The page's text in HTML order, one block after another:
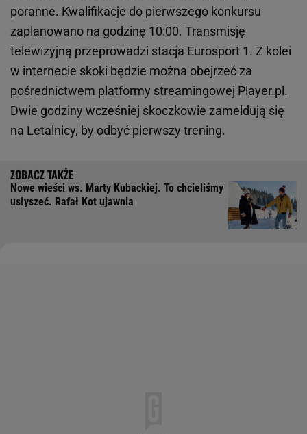
poranne. Kwalifikacje do pierwszego konkursu
zaplanowano na godzinę 10:00. Transmisję
telewizyjną przeprowadzi stacja Eurosport 1. Z kolei
w internecie skoki będzie można obejrzeć za
pośrednictwem platformy streamingowej Player.pl.
Dwie godziny wcześniej skoczkowie zameldują się
na Letalnicy, by odbyć pierwszy trening.
Nowe wieści ws. Marty Kubackiej. To chcieliśmy
usłyszeć. Rafał Kot ujawnia